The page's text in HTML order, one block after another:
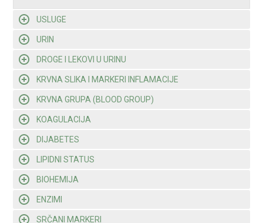
USLUGE
URIN
DROGE I LEKOVI U URINU
KRVNA SLIKA I MARKERI INFLAMACIJE
KRVNA GRUPA (BLOOD GROUP)
KOAGULACIJA
DIJABETES
LIPIDNI STATUS
BIOHEMIJA
ENZIMI
SRČANI MARKERI